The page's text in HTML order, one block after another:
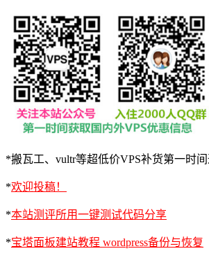
*搬瓦工、vultr等超低价VPS补货第一时间
*欢迎投稿！
*本站测评所用一键测试代码分享
*宝塔面板建站教程 wordpress备份与恢复